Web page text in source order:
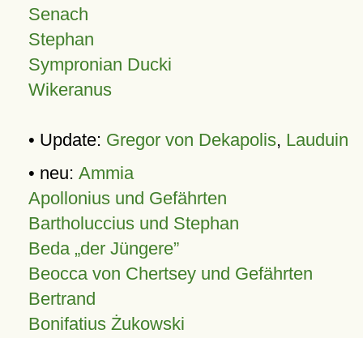
Senach
Stephan
Sympronian Ducki
Wikeranus
• Update: Gregor von Dekapolis, Lauduin
• neu: Ammia
Apollonius und Gefährten
Bartholuccius und Stephan
Beda „der Jüngere”
Beocca von Chertsey und Gefährten
Bertrand
Bonifatius Żukowski